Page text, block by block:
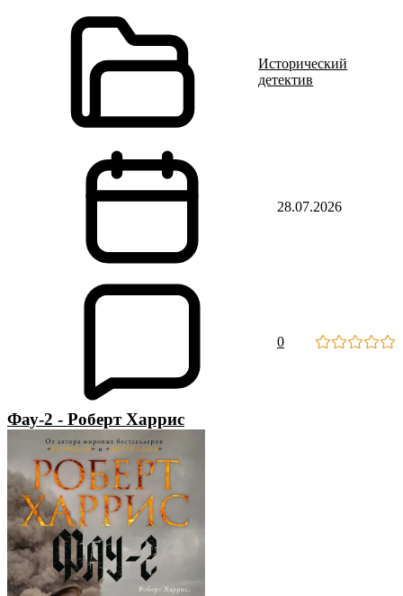
Исторический
детектив
28.07.2026
0
Фау-2 - Роберт Харрис